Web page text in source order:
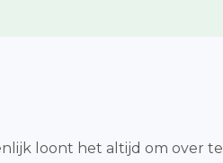
loont het altijd om over te